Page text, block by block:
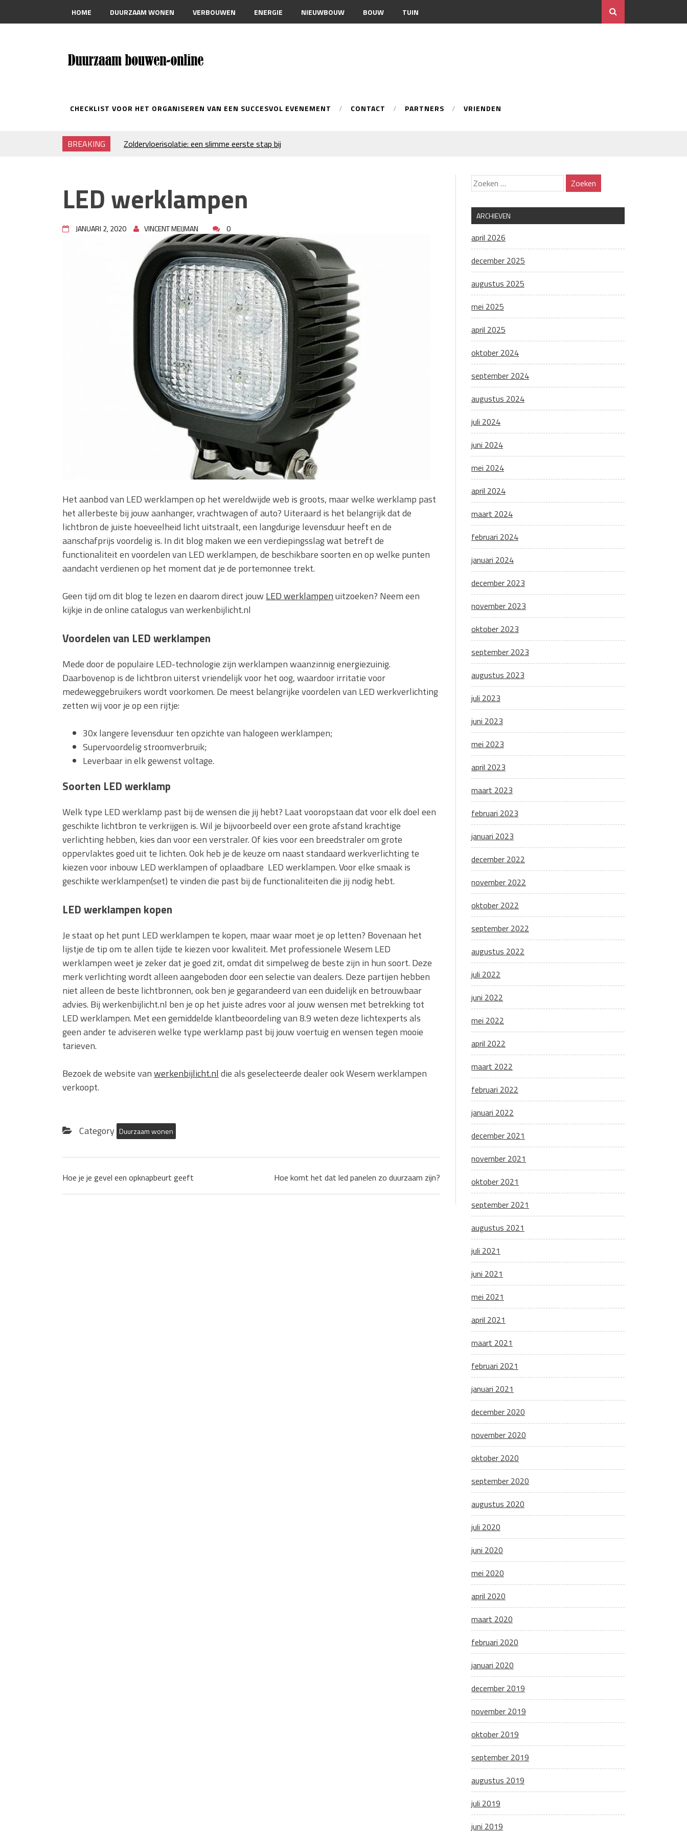
HOME DUURZAAM WONEN VERBOUWEN ENERGIE NIEUWBOUW BOUW TUIN
CHECKLIST VOOR HET ORGANISEREN VAN EEN SUCCESVOL EVENEMENT CONTACT PARTNERS VRIENDEN
BREAKING
Zoldervloerisolatie: een slimme eerste stap bij
Hoe draagt je inrichting bij aan je merkimago?
Houtpellets als duurzame verwarmingsoptie
Wanneer moet je een specialist inschakelen bij
rioolproblemen?
Slimme oplossingen voor lekkages en verstoppingen
Betonplex: Het Veelzijdige Plaatmateriaal voor Moderne
Projecten
Woonstijlen die perfect passen bij duurzaam bouwen
Oma weet raadt bij cementsluier: natuurlijke oplossingen
LED werklampen
JANUARI 2, 2020 VINCENT MEIJMAN 0
Het aanbod van LED werklampen op het wereldwijde web is groots, maar welke werklamp past
het allerbeste bij jouw aanhanger, vrachtwagen of auto? Uiteraard is het belangrijk dat de
lichtbron de juiste hoeveelheid licht uitstraalt, een langdurige levensduur heeft en de
aanschafprijs voordelig is. In dit blog maken we een verdiepingsslag wat betreft de
functionaliteit en voordelen van LED werklampen, de beschikbare soorten en op welke punten
aandacht verdienen op het moment dat je de portemonnee trekt.
Geen tijd om dit blog te lezen en daarom direct jouw LED werklampenuitzoeken? Neem een
kijkje in de online catalogus van werkenbijlicht.nl
Voordelen van LED werklampen
Mede door de populaire LED-technologie zijn werklampen waanzinnig energiezuinig.
Daarbovenop is de lichtbron uiterst vriendelijk voor het oog, waardoor irritatie voor
medeweggebruikers wordt voorkomen. De meest belangrijke voordelen van LED werkverlichting
zetten wij voor je op een rijtje:
30x langere levensduur ten opzichte van halogeen werklampen;
Supervoordelig stroomverbruik;
Leverbaar in elk gewenst voltage.
Soorten LED werklamp
Welk type LED werklamp past bij de wensen die jij hebt? Laat vooropstaan dat voor elk doel een
geschikte lichtbron te verkrijgen is. Wil je bijvoorbeeld over een grote afstand krachtige
verlichting hebben, kies dan voor een verstraler. Of kies voor een breedstraler om grote
oppervlaktes goed uit te lichten. Ook heb je de keuze om naast standaard werkverlichting te
kiezen voor inbouw LED werklampen of oplaadbare LED werklampen. Voor elke smaak is
geschikte werklampen(set) te vinden die past bij de functionaliteiten die jij nodig hebt.
LED werklampen kopen
Je staat op het punt LED werklampen te kopen, maar waar moet je op letten? Bovenaan het
lijstje de tip om te allen tijde te kiezen voor kwaliteit. Met professionele Wesem LED
werklampen weet je zeker dat je goed zit, omdat dit simpelweg de beste zijn in hun soort. Deze
merk verlichting wordt alleen aangeboden door een selectie van dealers. Deze partijen hebben
niet alleen de beste lichtbronnen, ook ben je gegarandeerd van een duidelijk en betrouwbaar
advies. Bij werkenbijlicht.nl ben je op het juiste adres voor al jouw wensen met betrekking tot
LED werklampen. Met een gemiddelde klantbeoordeling van 8.9 weten deze lichtexperts als
geen ander te adviseren welke type werklamp past bij jouw voertuig en wensen tegen mooie
tarieven.
Bezoek de website vanwerkenbijlicht.nl die als geselecteerde dealer ook Wesem werklampen
verkoopt.
Category Duurzaam wonen
Hoe je je gevel een opknapbeurt geeft Hoe komt het dat led panelen zo duurzaam zijn?
ARCHIEVEN
april 2026
december 2025
augustus 2025
mei 2025
april 2025
oktober 2024
september 2024
augustus 2024
juli 2024
juni 2024
mei 2024
april 2024
maart 2024
februari 2024
januari 2024
december 2023
november 2023
oktober 2023
september 2023
augustus 2023
juli 2023
juni 2023
mei 2023
april 2023
maart 2023
februari 2023
januari 2023
december 2022
november 2022
oktober 2022
september 2022
augustus 2022
juli 2022
juni 2022
mei 2022
april 2022
maart 2022
februari 2022
januari 2022
december 2021
november 2021
oktober 2021
september 2021
augustus 2021
juli 2021
juni 2021
mei 2021
april 2021
maart 2021
februari 2021
januari 2021
december 2020
november 2020
oktober 2020
september 2020
augustus 2020
juli 2020
juni 2020
mei 2020
april 2020
maart 2020
februari 2020
januari 2020
december 2019
november 2019
oktober 2019
september 2019
augustus 2019
juli 2019
juni 2019